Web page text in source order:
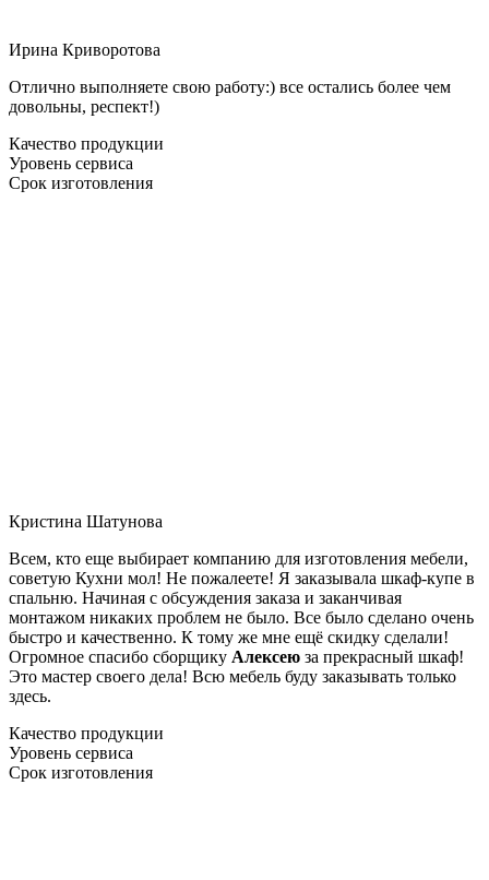
Ирина Криворотова
Отлично выполняете свою работу:) все остались более чем
довольны, респект!)
Качество продукции
Уровень сервиса
Срок изготовления
Кристина Шатунова
Всем, кто еще выбирает компанию для изготовления мебели,
советую Кухни мол! Не пожалеете! Я заказывала шкаф-купе в
спальню. Начиная с обсуждения заказа и заканчивая
монтажом никаких проблем не было. Все было сделано очень
быстро и качественно. К тому же мне ещё скидку сделали!
Огромное спасибо сборщику Алексею за прекрасный шкаф!
Это мастер своего дела! Всю мебель буду заказывать только
здесь.
Качество продукции
Уровень сервиса
Срок изготовления